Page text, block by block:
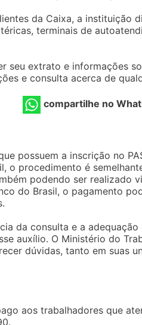
da Caixa, a instituição
terminais de
seu extrato e informações
e consulta acerca de
compartilhe no
possuem a inscrição no
o procedimento é
podendo ser realizado
do Brasil, o pagamento
da consulta e a
auxílio. O Ministério do
dúvidas, tanto em suas
aos trabalhadores que